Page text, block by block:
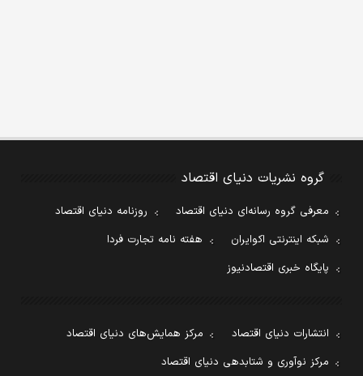
گروه نشریات دنیای اقتصاد
معرفی گروه رسانه‌ای دنیای اقتصاد
روزنامه دنیای اقتصاد
شبکه اینترنتی اکوایران
هفته نامه تجارت فردا
پایگاه خبری اقتصادنیوز
انتشارات دنیای اقتصاد
مرکز همایش‌های دنیای اقتصاد
مرکز نوآوری و شتابدهی دنیای اقتصاد